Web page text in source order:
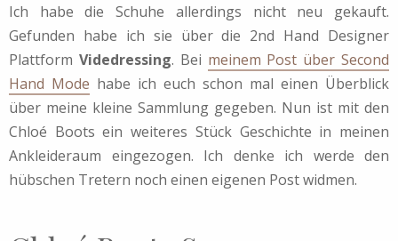
Ich habe die Schuhe allerdings nicht neu gekauft.
Gefunden habe ich sie über die 2nd Hand Designer
Plattform Videdressing. Bei meinem Post über Second
Hand Mode habe ich euch schon mal einen Überblick
über meine kleine Sammlung gegeben. Nun ist mit den
Chloé Boots ein weiteres Stück Geschichte in meinen
Ankleideraum eingezogen. Ich denke ich werde den
hübschen Tretern noch einen eigenen Post widmen.